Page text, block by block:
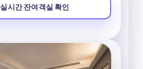
실시간 잔여객실 확인